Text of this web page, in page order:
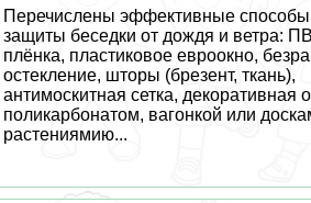
Перечислены эффективные способы
защиты беседки от дождя и ветра:
плёнка, пластиковое евроокно,
остекление, шторы (брезент, ткань),
антимоскитная сетка, декоративная
поликарбонатом, вагонкой или
растениямию...